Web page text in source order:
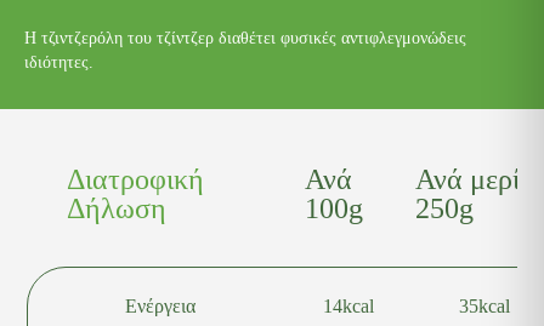
Η τζιντζερόλη του τζίντζερ διαθέτει φυσικές αντιφλεγμονώδεις
ιδιότητες.
Διατροφική
Δήλωση
Ανά
100g
Ανά
250g
Ενέργεια 14kcal 35kcal